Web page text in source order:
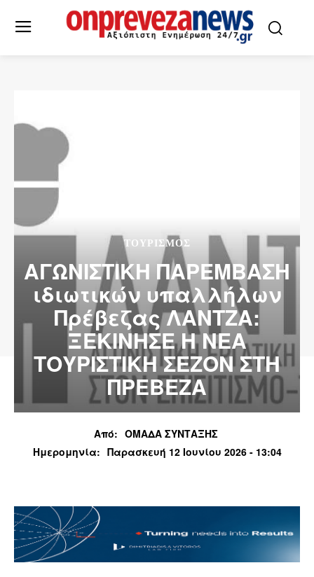
ΤΟΥΡΙΣΜΟΣ
ΑΓΩΝΙΣΤΙΚΗ ΠΑΡΕΜΒΑΣΗ
ιδιωτικών υπαλλήλων
Πρέβεζας ΛΑΝΤΖΑ:
ΞΕΚΙΝΗΣΕ Η ΝΕΑ
ΤΟΥΡΙΣΤΙΚΗ ΣΕΖΟΝ ΣΤΗ
ΠΡΕΒΕΖΑ
Από: ΟΜΑΔΑ ΣΥΝΤΑΞΗΣ
Ημερομηνία: Παρασκευή 12 Ιουνίου 2026 - 13:04